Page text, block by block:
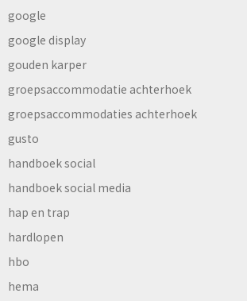
google
google display
gouden karper
groepsaccommodatie achterhoek
groepsaccommodaties achterhoek
gusto
handboek social
handboek social media
hap en trap
hardlopen
hbo
hema